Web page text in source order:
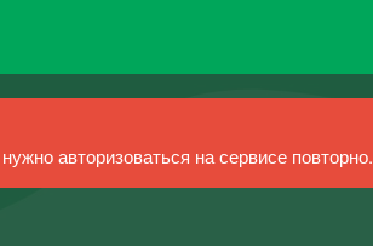
авторизоваться на сервисе повторно.